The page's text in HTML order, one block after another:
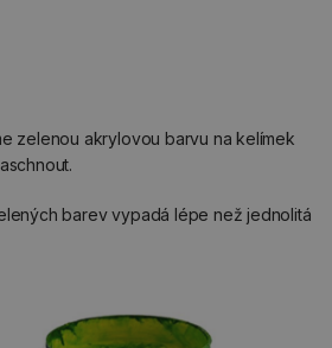
zelenou akrylovou barvu na kelímek
barev vypadá lépe než jednolitá